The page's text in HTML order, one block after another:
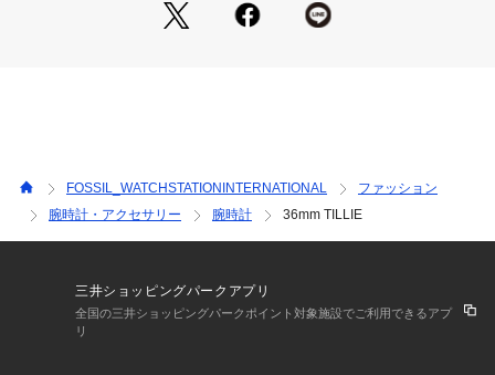
ら、ハイクオリティなウォッチ、バッグ、レザーグッズを生み
出しています。ポータビリティを備えた流線型デザインが特徴
FOSSIL_WATCHSTATIONINTERNATIONAL
ファッション
腕時計・アクセサリー
腕時計 36mm TILLIE
三井ショッピングパークアプリ
全国の三井ショッピングパークポイント対象施設でご利用できるアプ
リ